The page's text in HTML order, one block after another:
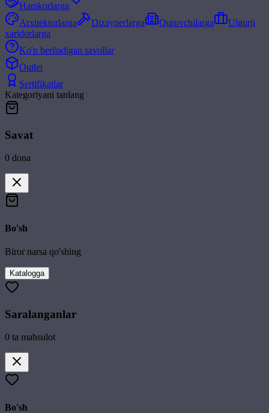
Hamkorlarga
Arxitektorlarga
Dizaynerlarga Quruvchilarga
Ulgurji
xaridorlarga
Ko'p beriladigan savollar
Outlet
Sertifikatlar
Kategoriyani tanlang
Savat
0 dona
Bo'sh
Biror narsa qo'shing
Katalogga
Saralanganlar
0 ta mahsulot
Bo'sh